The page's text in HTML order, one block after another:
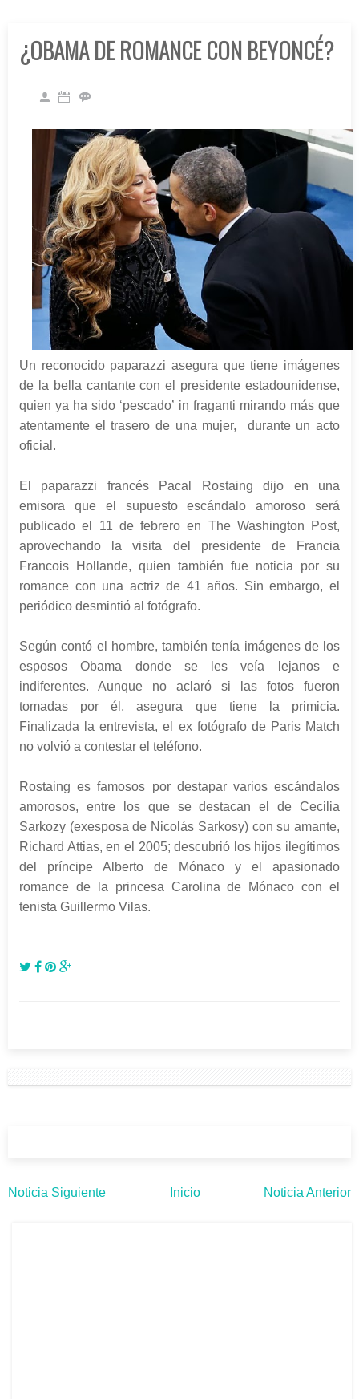
¿OBAMA DE ROMANCE CON BEYONCÉ?
Un reconocido paparazzi asegura que tiene imágenes
de la bella cantante con el presidente estadounidense,
quien ya ha sido ‘pescado’ in fraganti mirando más que
atentamente el trasero de una mujer, durante un acto
oficial.
El paparazzi francés Pacal Rostaing dijo en una
emisora que el supuesto escándalo amoroso será
publicado el 11 de febrero en The Washington Post,
aprovechando la visita del presidente de Francia
Francois Hollande, quien también fue noticia por su
romance con una actriz de 41 años. Sin embargo, el
periódico desmintió al fotógrafo.
Según contó el hombre, también tenía imágenes de los
esposos Obama donde se les veía lejanos e
indiferentes. Aunque no aclaró si las fotos fueron
tomadas por él, asegura que tiene la primicia.
Finalizada la entrevista, el ex fotógrafo de Paris Match
no volvió a contestar el teléfono.
Rostaing es famosos por destapar varios escándalos
amorosos, entre los que se destacan el de Cecilia
Sarkozy (exesposa de Nicolás Sarkosy) con su amante,
Richard Attias, en el 2005; descubrió los hijos ilegítimos
del príncipe Alberto de Mónaco y el apasionado
romance de la princesa Carolina de Mónaco con el
tenista Guillermo Vilas.
Noticia Siguiente Inicio Noticia Anterior